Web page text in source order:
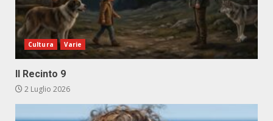
Cultura Varie
Il Recinto 9
2 Luglio 2026